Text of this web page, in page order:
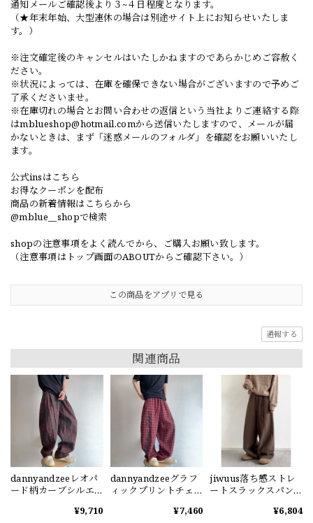
通知メールご確認後より３~４日程度となります。
（★年末年始、大型連休の場合は別途サイト上にお知らせいたしま
す。）
※注文確定後のキャンセルはいたしかねますのであらかじめご容赦く
ださい。
※状況によっては、在庫を確保できない場合がございますので予めご
了承くださいませ。
※在庫切れの場合とお問い合わせの返信という当社よりご連絡する際
はmblueshop@hotmail.comから送信いたしますので、メールが届
かないときは、まず「迷惑メールのフォルダ」を確認をお願いいたし
ます。
公式insはこちら
お得なクーポンを配布
商品の新着情報はこちらから
@mblue__shopで検索
shopの注意事項をよく読んでから、ご購入お願い致します。
（注意事項はトップ画面のABOUTからご確認下さい。）
この商品をアプリで見る
通報する
関連商品
dannyandzeeレオパ
ード柄カーブシルエ
¥9,710
dannyandzeeグラフ
ィックプリントチェ
¥7,460
jiwuus落ち感ストレ
ートスラックスパン
¥6,804